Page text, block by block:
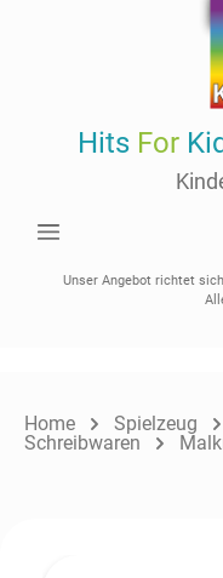
HitsFor
Unser Angebot richtet
Home Spielzeug
Schreibwaren